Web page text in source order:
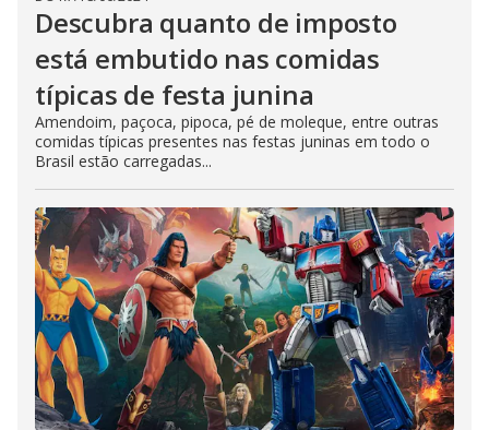
Descubra quanto de imposto
está embutido nas comidas
típicas de festa junina
Amendoim, paçoca, pipoca, pé de moleque, entre outras
comidas típicas presentes nas festas juninas em todo o
Brasil estão carregadas...